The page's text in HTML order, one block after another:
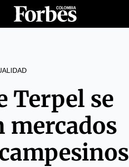
Terpel se
mercados